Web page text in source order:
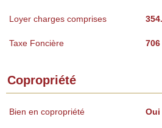
Loyer charges comprises
Taxe Foncière 706
Copropriété
Bien en copropriété Oui